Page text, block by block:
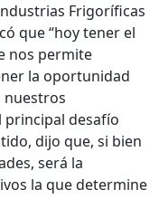
Frigoríficas
que “hoy tener el
nos permite
la oportunidad
nuestros
principal desafío
dijo que, si bien
será la
la que determine